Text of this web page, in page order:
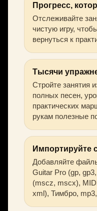
Прогресс,
Отслеживайте
чистую игру,
вернуться к
Тысячи
Стройте занятия
полных песен,
практических
рукам полезные
Импортируйте
Добавляйте
Guitar Pro (gp,
(mscz, mscx),
xml), Тимбро,